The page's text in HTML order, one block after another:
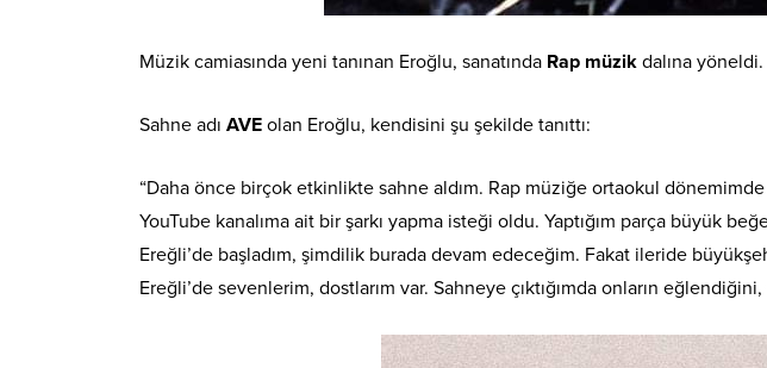
Müzik camiasında yeni tanınan Eroğlu, sanatında Rap müzik dalına yöneldi.
Sahne adı AVE olan Eroğlu, kendisini şu şekilde tanıttı:
“Daha önce birçok etkinlikte sahne aldım. Rap müziğe ortaokul
YouTube kanalıma ait bir şarkı yapma isteği oldu. Yaptığım parça büyük
Ereğli’de başladım, şimdilik burada devam edeceğim. Fakat ileride
Ereğli’de sevenlerim, dostlarım var. Sahneye çıktığımda onların